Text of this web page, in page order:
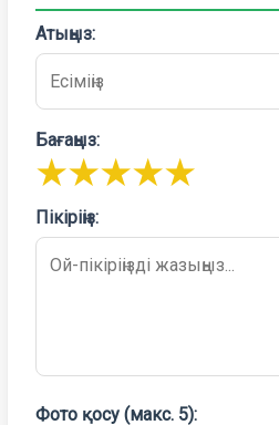
Атыңыз:
Бағаңыз:
★★★★★
Пікіріңіз:
Фото қосу (макс. 5):